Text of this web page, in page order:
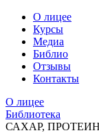
О лицее
Курсы
Медиа
Библио
Отзывы
Контакты
О лицее
Библиотека
САХАР,